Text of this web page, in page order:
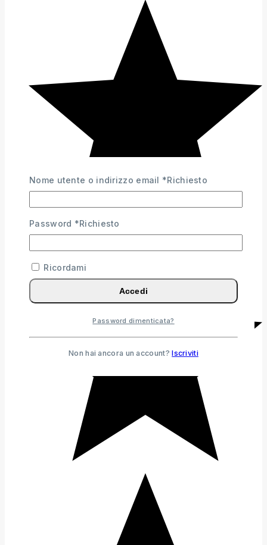
Nome utente o indirizzo email *Richiesto
Password *Richiesto
Ricordami
Accedi
Password dimenticata?
Non hai ancora un account?Iscriviti